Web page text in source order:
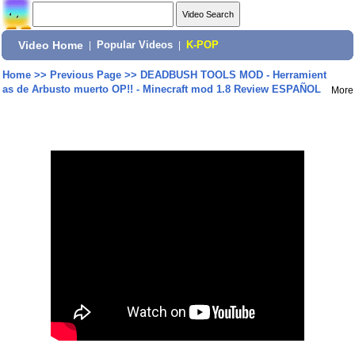
Video Home Popular Videos K-POP
Home>> Previous Page>> DEADBUSH TOOLS MOD - Herramient
as de Arbusto muerto OP!! - Minecraft mod 1.8 Review ESPAÑOL
More